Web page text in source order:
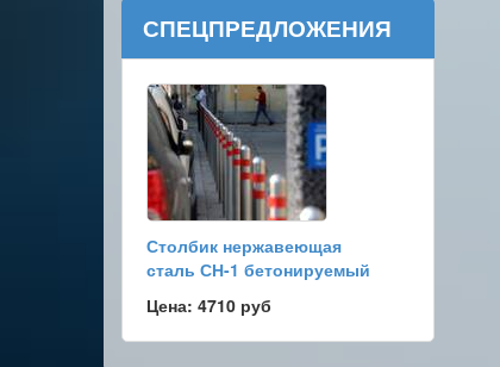
СПЕЦПРЕДЛОЖЕНИЯ
Столбик нержавеющая
сталь СН-1 бетонируемый
Цена: 4710 руб